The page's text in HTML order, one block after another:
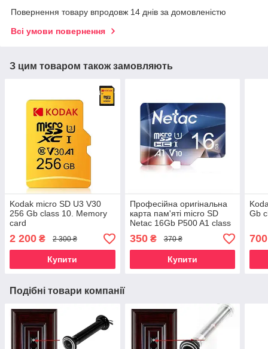
Повернення товару впродовж 14 днів за домовленістю
Всі умови повернення
З цим товаром також замовляють
Kodak micro SD U3 V30
256 Gb class 10. Memory
card
2 200 ₴ 2 300 ₴
Купити
Професійна оригінальна
карта пам'яті micro SD
Netac 16Gb P500 A1 class
10.
350₴ 370 ₴
Купити
Gb
700
Подібні товари компанії